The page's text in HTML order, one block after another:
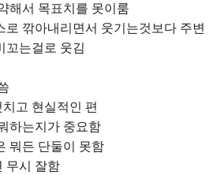
해서 목표치를 못이룸
로 깎아내리면서 웃기는것보다 주변
꼬는걸로 웃김
고 현실적인 편
하는지가 중요함
뭐든 단둘이 못함
무시 잘함